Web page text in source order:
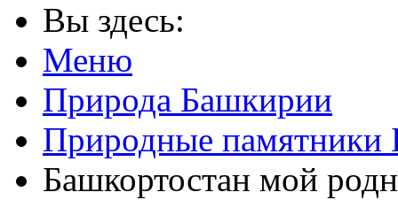
Вы здесь:
Меню
Природа Башкирии
Природные памятники
Башкортостан мой